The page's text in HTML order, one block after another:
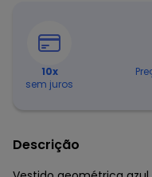
10x
sem juros
Descrição